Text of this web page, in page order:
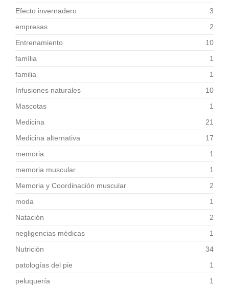
Efecto invernadero
3
empresas
2
Entrenamiento
10
família
1
familia
1
Infusiones naturales
10
Mascotas
1
Medicina
21
Medicina alternativa
17
memoria
1
memoria muscular
1
Memoria y Coordinación muscular
2
moda
1
Natación
2
negligencias médicas
1
Nutrición
34
patologías del pie
1
peluquería
1